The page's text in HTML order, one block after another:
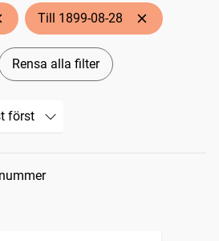
Till 1899-08-28
Rensa alla filter